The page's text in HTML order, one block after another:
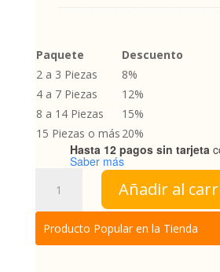
Paquete
Descuento
2 a 3 Piezas
8%
4 a 7 Piezas
12%
8 a 14 Piezas
15%
15 Piezas o más 20%
Hasta 12 pagos sin tarjeta
Saber más
(Anamú)
cantidad
Añadir al
Producto Popular en la Tienda